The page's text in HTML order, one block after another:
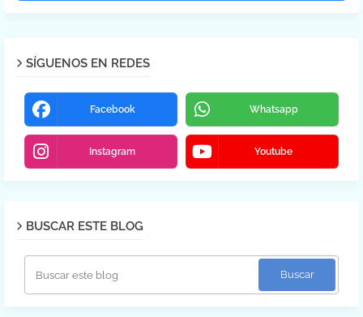
SÍGUENOS EN REDES
Facebook Whatsapp
Instagram Youtube
BUSCAR ESTE BLOG